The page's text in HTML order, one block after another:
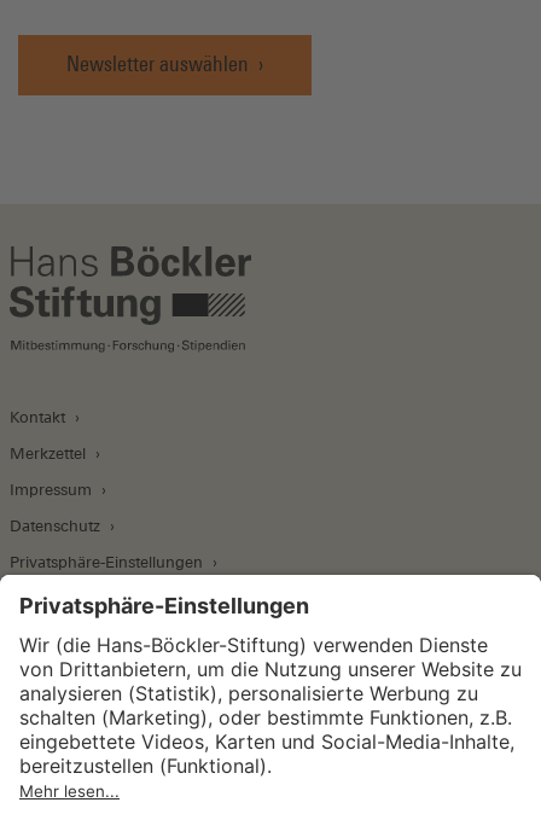
Newsletter auswählen
Kontakt
Merkzettel
Impressum
Datenschutz
Privatsphäre-Einstellungen
Wirtschafts- und Sozialwissenschaftliches Institut
Institut für Makroökonomie und
Konjunkturforschung